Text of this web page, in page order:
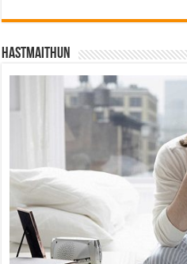
Hastmaithun